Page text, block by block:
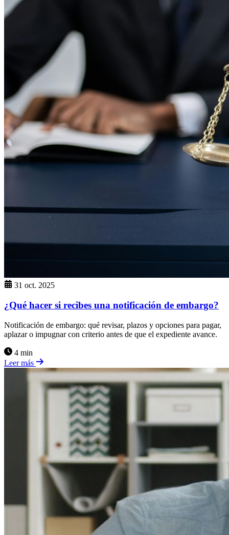
31 oct. 2025
¿Qué hacer si recibes una notificación de embargo?
Notificación de embargo: qué revisar, plazos y opciones para pagar,
aplazar o impugnar con criterio antes de que el expediente avance.
4 min
Leer más